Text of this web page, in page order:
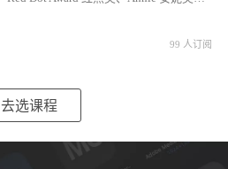
99 人订阅
去选课程